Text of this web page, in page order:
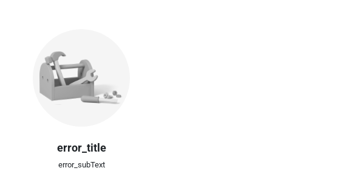
error_title
error_subText